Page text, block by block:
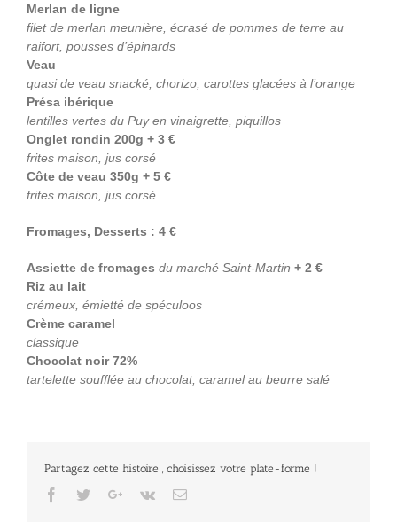
Merlan de ligne
filet de merlan meunière, écrasé de pommes de terre au
raifort, pousses d’épinards
Veau
quasi de veau snacké, chorizo, carottes glacées à l’orange
Présa ibérique
lentilles vertes du Puy en vinaigrette, piquillos
Onglet rondin 200g + 3 €
frites maison, jus corsé
Côte de veau 350g + 5 €
frites maison, jus corsé
Fromages, Desserts : 4 €
Assiette de fromages du marché Saint-Martin + 2 €
Riz au lait
crémeux, émietté de spéculoos
Crème caramel
classique
Chocolat noir 72%
tartelette soufflée au chocolat, caramel au beurre salé
Partagez cette histoire , choisissez votre plate-forme !
Facebook
TwitterGoogle+
Vk Email